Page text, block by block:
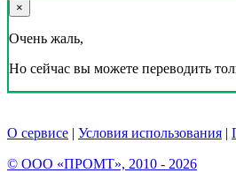
×
Очень жаль,
Но сейчас вы можете переводить
О сервисе | Условия использования |
© ООО «ПРОМТ», 2010 - 2026